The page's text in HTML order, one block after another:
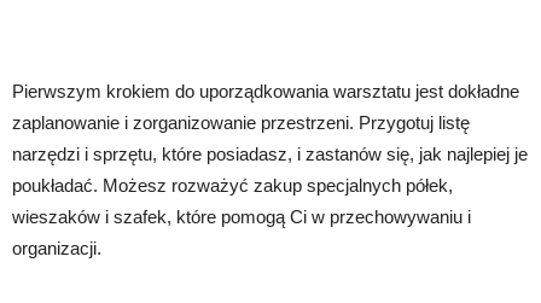
Pierwszym krokiem do uporządkowania warsztatu jest dokładne
zaplanowanie i zorganizowanie przestrzeni. Przygotuj listę
narzędzi i sprzętu, które posiadasz, i zastanów się, jak najlepiej je
poukładać. Możesz rozważyć zakup specjalnych półek,
wieszaków i szafek, które pomogą Ci w przechowywaniu i
organizacji.